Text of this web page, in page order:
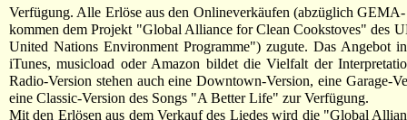
Verfügung. Alle Erlöse aus den Onlineverkäufen (abzüglich
kommen dem Projekt "Global Alliance for Clean Cookstoves" des
United Nations Environment Programme") zugute. Das Angebot
iTunes, musicload oder Amazon bildet die Vielfalt der
Radio-Version stehen auch eine Downtown-Version, eine Garage-
eine Classic-Version des Songs "A Better Life" zur Verfügung.
Mit den Erlösen aus dem Verkauf des Liedes wird die "Global